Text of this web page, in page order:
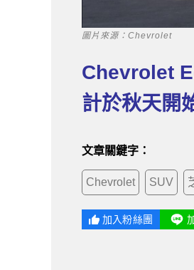
圖片來源：Chevrolet
Chevrolet
計於秋天開
文章關鍵字：
Chevrolet SUV
加入粉絲團